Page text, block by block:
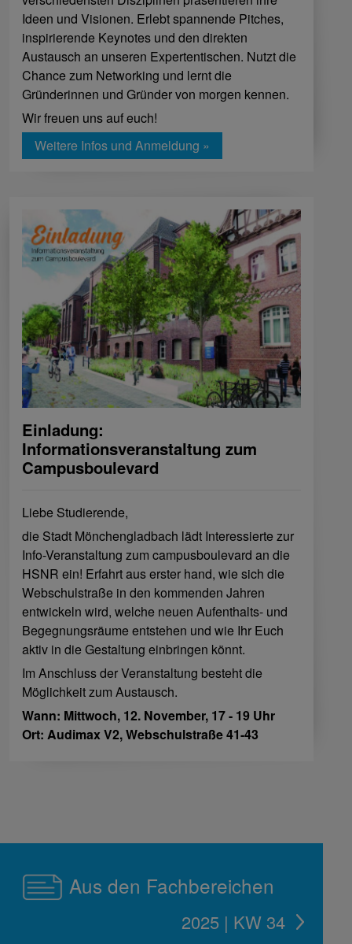
Ideen und Visionen. Erlebt spannende Pitches,
inspirierende Keynotes und den direkten
Austausch an unseren Expertentischen. Nutzt die
Chance zum Networking und lernt die
Gründerinnen und Gründer von morgen kennen.
Wir freuen uns auf euch!
Weitere Infos und Anmeldung »
Einladung:
Informationsveranstaltung zum
Campusboulevard
Liebe Studierende,
die Stadt Mönchengladbach lädt Interessierte zur
Info-Veranstaltung zum campusboulevard an die
HSNR ein! Erfahrt aus erster hand, wie sich die
Webschulstraße in den kommenden Jahren
entwickeln wird, welche neuen Aufenthalts- und
Begegnungsräume entstehen und wie Ihr Euch
aktiv in die Gestaltung einbringen könnt.
Im Anschluss der Veranstaltung besteht die
Möglichkeit zum Austausch.
Wann: Mittwoch, 12. November, 17 - 19 Uhr
Ort: Audimax V2, Webschulstraße 41-43
Aus den Fachbereichen
2025 | KW 34